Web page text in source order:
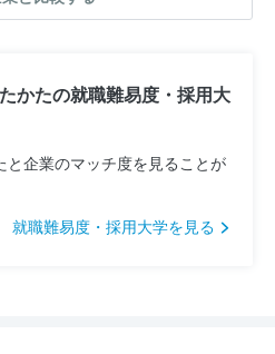
かたの就職難易度・採用大
企業のマッチ度を見ることが
就職難易度・採用大学を見る